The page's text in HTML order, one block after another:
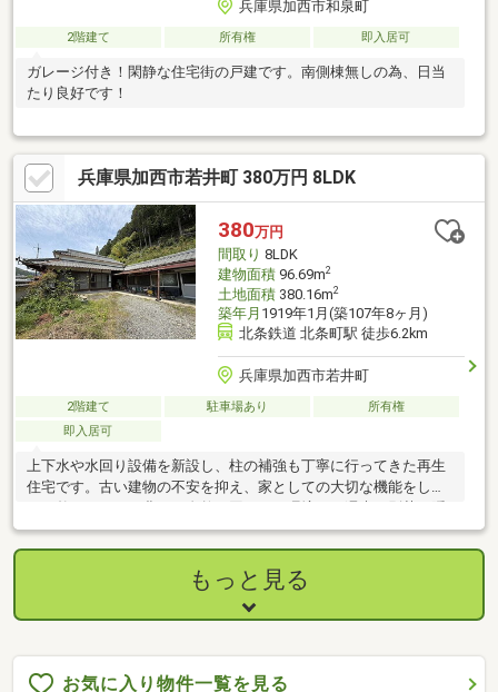
兵庫県加西市和泉町
2階建て 所有権 即入居可
ガレージ付き！閑静な住宅街の戸建です。南側棟無しの為、日当
たり良好です！
兵庫県加西市若井町 380万円 8LDK
380万円
間取り 8LDK
建物面積96.69m2
土地面積380.16m2
築年月 1919年1月(築107年8ヶ月)
北条鉄道 北条町駅 徒歩6.2km
兵庫県加西市若井町
2階建て 駐車場あり
所有権
即入居可
上下水や水回り設備を新設し、柱の補強も丁寧に行ってきた再生
住宅です。古い建物の不安を抑え、家としての大切な機能をしっ
れ家にもおすすめです。
もっと見る
お気に入り物件一覧を見る